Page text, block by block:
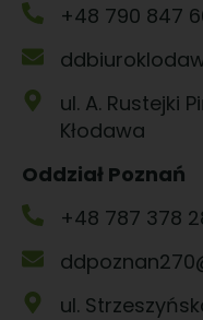
+48 790 847
ul. A. Rustejki
Kłodawa
Oddział Poznań
+48 787 378
ul.